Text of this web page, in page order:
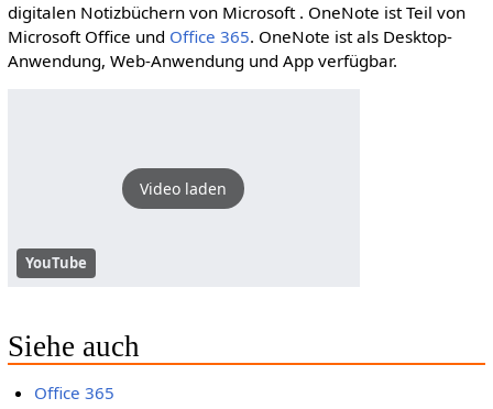
digitalen Notizbüchern von Microsoft . OneNote ist Teil von
Microsoft Office und Office 365. OneNote ist als Desktop-
Anwendung, Web-Anwendung und App verfügbar.
Video laden
YouTube
Siehe auch
Office 365